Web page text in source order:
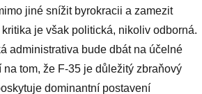
jiné snížit byrokracii a zamezit
je však politická, nikoliv odborná.
administrativa bude dbát na účelné
tom, že F-35 je důležitý zbraňový
dominantní postavení